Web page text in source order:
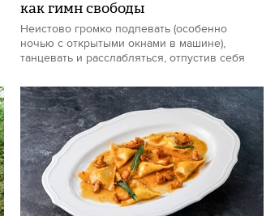
как гимн свободы
Неистово громко подпевать (особенно
ночью с открытыми окнами в машине),
танцевать и расслабляться, отпустив себя